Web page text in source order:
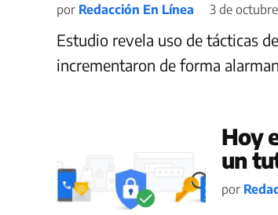
por Redacción En Línea 3 de
Estudio revela uso de tácticas
incrementaron de forma
Hoy
un
por